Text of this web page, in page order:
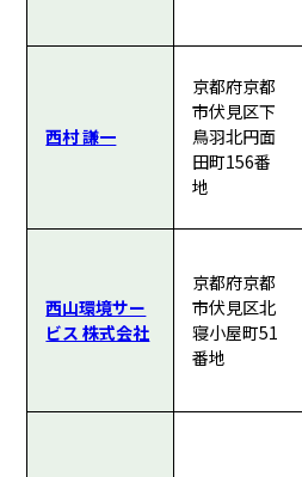
西村 謙一
京都府京都
市伏見区下
鳥羽北円面
田町156番
地
西山環境サー
ビス 株式会社
京都府京都
市伏見区北
寝小屋町51
番地